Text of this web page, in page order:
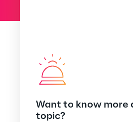
Want to know more
topic?